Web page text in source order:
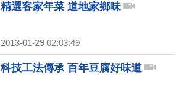
精選客家年菜 道地家鄉味
2013-01-29 02:03:49
科技工法傳承 百年豆腐好味道